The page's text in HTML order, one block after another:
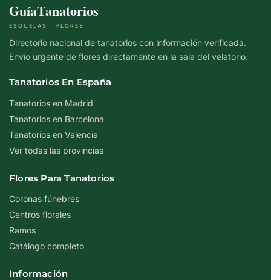
GuíaTanatorios
ESQUELAS · FLORES
Directorio nacional de tanatorios con información verificada.
Envío urgente de flores directamente en la sala del velatorio.
Tanatorios En España
Tanatorios en Madrid
Tanatorios en Barcelona
Tanatorios en Valencia
Ver todas las provincias
Flores Para Tanatorios
Coronas fúnebres
Centros florales
Ramos
Catálogo completo
Información